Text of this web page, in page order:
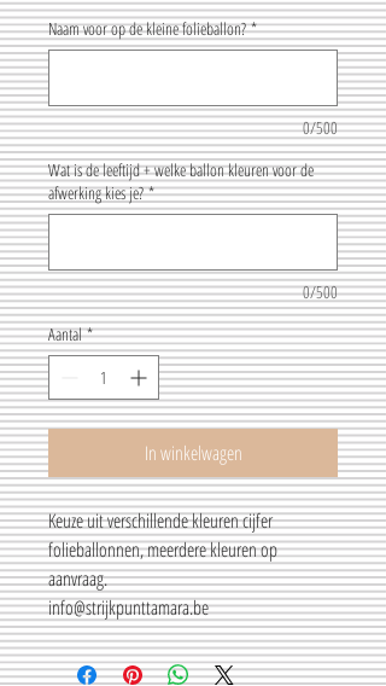
Naam voor op de kleine folieballon? *
0/500
Wat is de leeftijd + welke ballon kleuren voor de
afwerking kies je? *
0/500
Aantal *
In winkelwagen
Keuze uit verschillende kleuren cijfer
folieballonnen, meerdere kleuren op
aanvraag.
info@strijkpunttamara.be